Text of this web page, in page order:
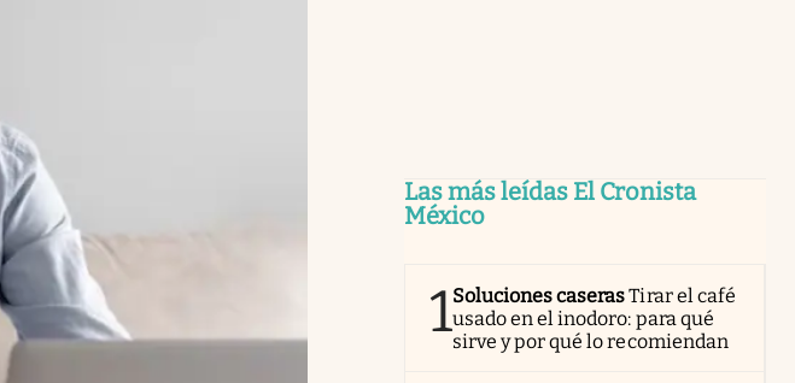
Las más leídas El Cronista
México
1Soluciones caserasTirar el café
usado en el inodoro: para qué
sirve y por qué lo recomiendan